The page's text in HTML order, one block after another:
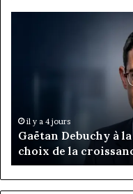
choix
de
la
il y a 4 jours
Gaëtan Debuchy à
choix de la